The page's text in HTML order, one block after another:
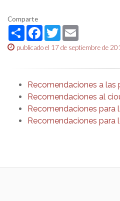
Comparte
ShareFacebook
Twitter
publicado el 17 de septiembre de
Recomendaciones a las
Recomendaciones al
Recomendaciones para
Recomendaciones para